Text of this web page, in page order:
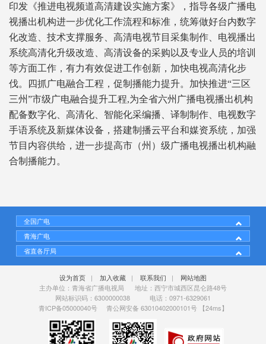
印发《推进电视频道高清建设实施方案》，指导各级广播电
视播出机构进一步优化工作流程和标准，统筹做好台内数字
化改造、技术支撑服务、高清电视节目采集制作、电视播出
系统高清化升级改造、高清设备的采购以及专业人员的培训
等方面工作，有力有效促进工作创新，加快电视高清化步
伐。四抓广电融合工程，促制播能力提升。加快推进“三区
三州”市级广电融合提升工程,为全省六州广播电视播出机构
配备数字化、高清化、智能化采编播、译制制作、电视数字
手语系统及新媒体设备，搭建制播云平台和媒资系统，加强
节目内容供给，进一步提高市（州）级广播电视播出机构融
合制播能力。
全国广电
青海广电
省直各厅局
设为首页 | 加入收藏 | 联系我们 | 网站地图
主办单位：青海省广播电视局 地址：西宁市城西区昆仑路48号
网站标识码：6300000038 电话：0971-6329061
青ICP备05000040号
青公网安备 63010402000101号【24ms】